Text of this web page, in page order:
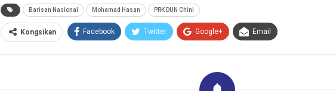
Barisan Nasional Mohamad Hasan PRK DUN Chini
Kongsikan Facebook Twitter Google+ Email